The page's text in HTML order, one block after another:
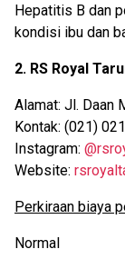
Hepatitis B dan
kondisi ibu dan
2. RS Royal
Alamat: Jl. Daan
Kontak: (021)
Instagram:
Website:
Perkiraan biaya
Normal